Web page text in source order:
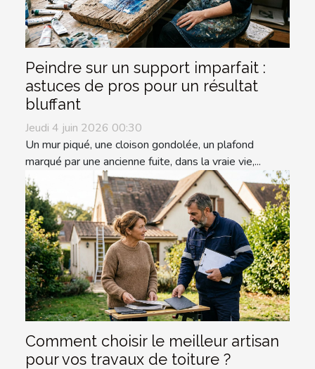
Peindre sur un support imparfait :
astuces de pros pour un résultat
bluffant
Jeudi 4 juin 2026 00:30
Un mur piqué, une cloison gondolée, un plafond
marqué par une ancienne fuite, dans la vraie vie,...
Comment choisir le meilleur artisan
pour vos travaux de toiture ?